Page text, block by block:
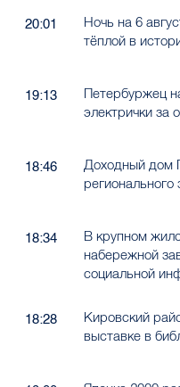
20:01
Ночь на 6
тёплой в
19:13
Петербуржец
электрички за
18:46
Доходный дом
регионального
18:34
В крупном
набережной
социальной
18:28
Кировский
выставке в